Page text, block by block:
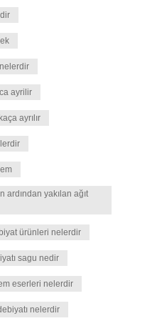
ayrilir
ayrılır
ardından yakılan ağıt
ürünleri nelerdir
sagu nedir
eserleri nelerdir
nelerdir